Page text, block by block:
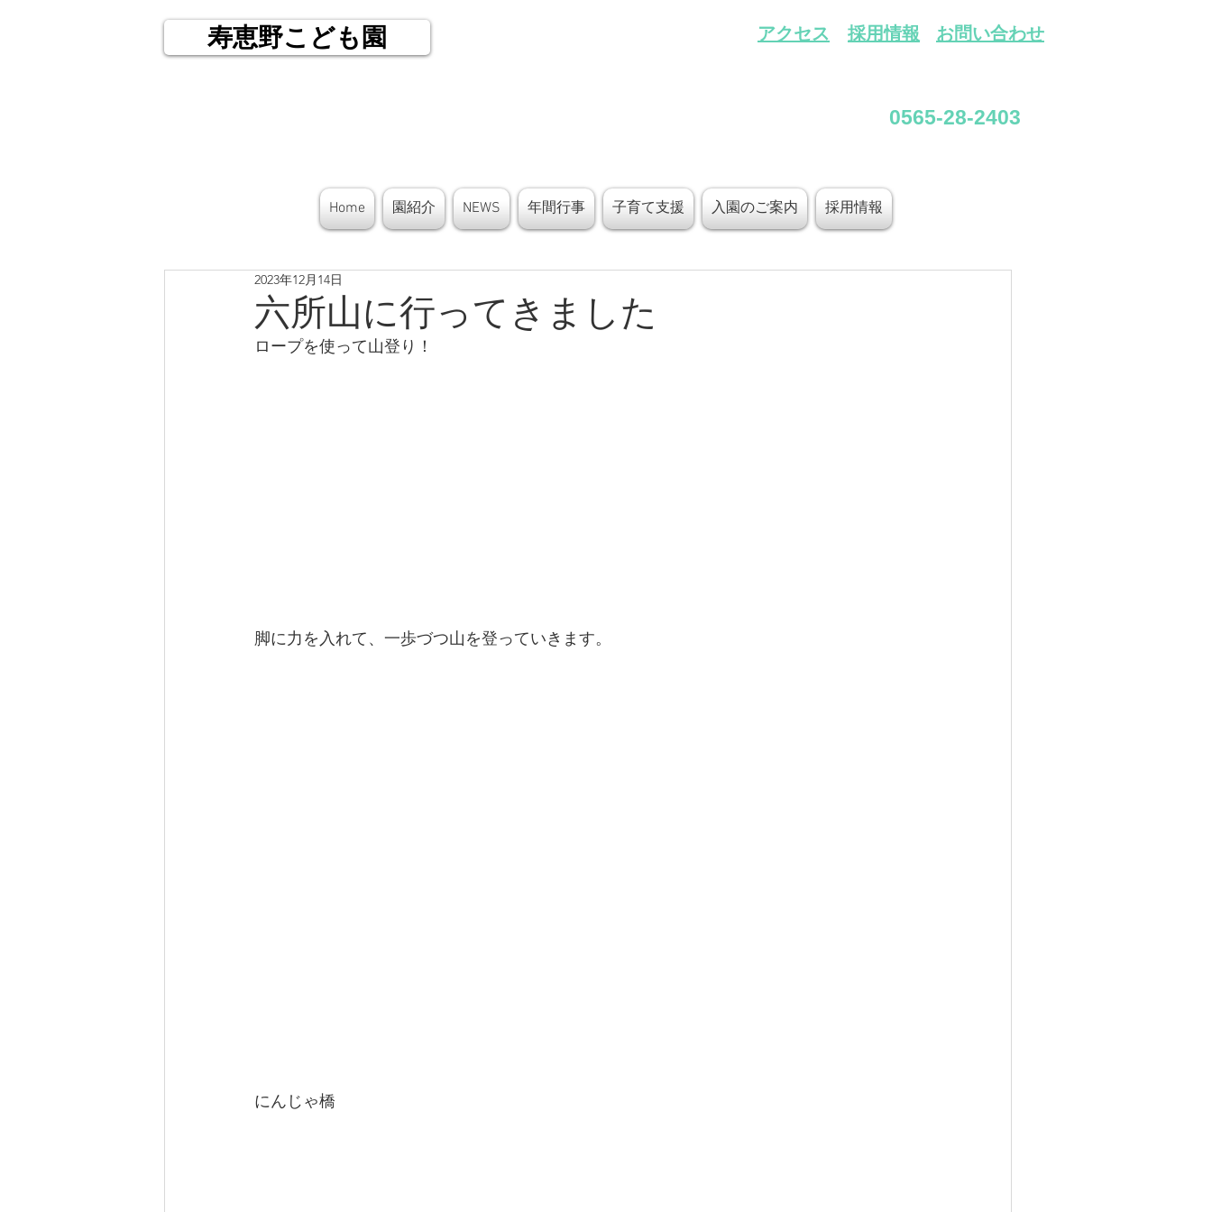
寿恵野こども園 アクセス 採用情報 ​お問い合わせ
0565-28-2403
Home 園紹介 NEWS 年間行事 子育て支援 入園のご案内 採用情報
六所山に行ってきました
2023年12月14日
ロープを使って山登り！
脚に力を入れて、一歩づつ山を登っていきます。
にんじゃ橋